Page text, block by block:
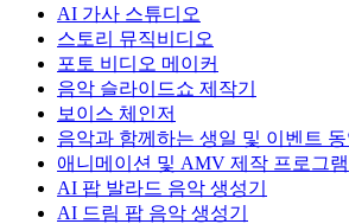
AI 가사 스튜디오
스토리 뮤직비디오
포토 비디오 메이커
음악 슬라이드쇼 제작기
보이스 체인저
음악과 함께하는 생일 및 이벤트
애니메이션 및 AMV 제작 프로그램
AI 팝 발라드 음악 생성기
AI 드림 팝 음악 생성기